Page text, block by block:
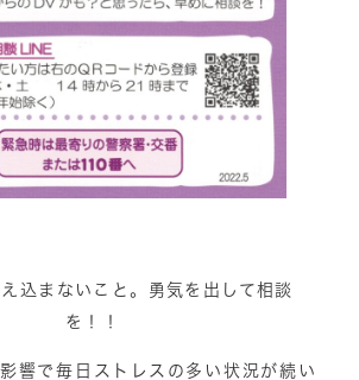
込まないこと。勇気を出して相談
を！！
響で毎日ストレスの多い状況が続い